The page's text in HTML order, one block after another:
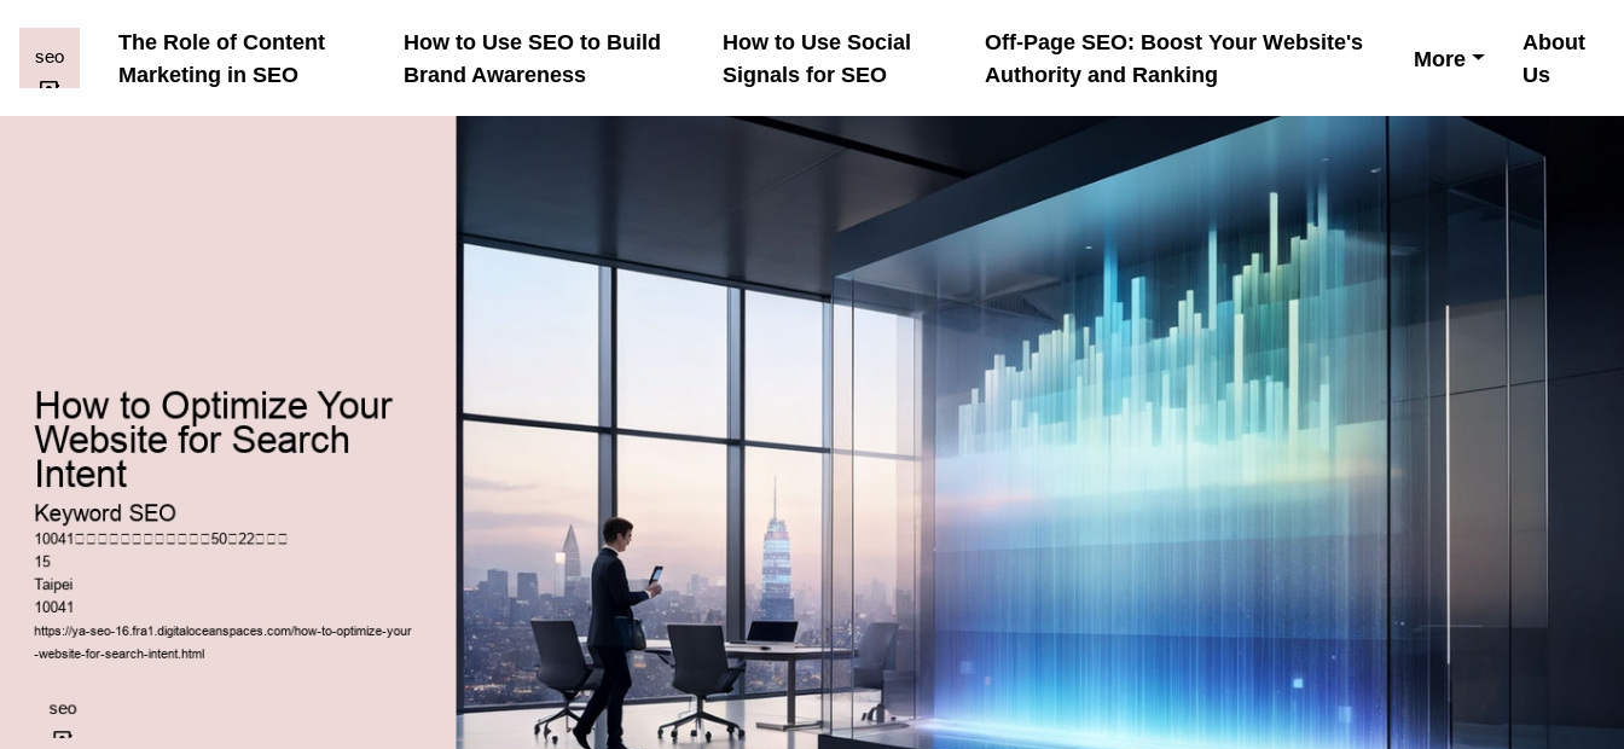
The Role of Content
Marketing in SEO
How to Use SEO to Build
Brand Awareness
How to Use Social
Signals for SEO
Off-Page SEO: Boost Your Website's
Authority and Ranking
More
About
Us